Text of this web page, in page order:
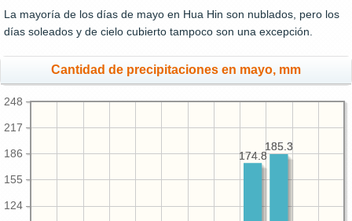
La mayoría de los días de mayo en Hua Hin son nublados, pero los
días soleados y de cielo cubierto tampoco son una excepción.
Cantidad de precipitaciones en mayo, mm
124
155
186
217
248
185.3
174.8
185.3
174.8